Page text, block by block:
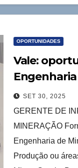
OPORTUNIDADES
Vale:
Engenharia
Produção
SET 30, 2025
GERENTE DE
MINERAÇÃO
Engenharia de
Produção ou